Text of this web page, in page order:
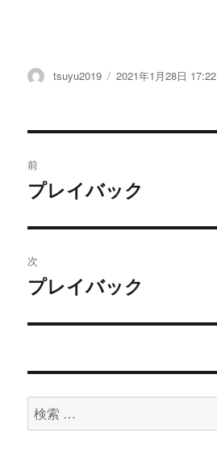
投
tsuyu2019
投
2021年1月28日 17:22
稿
ビ
ゲ
ー
ン
前
過
の
投
稿:
プレイバック
次
次
投
プレイバック
検
索